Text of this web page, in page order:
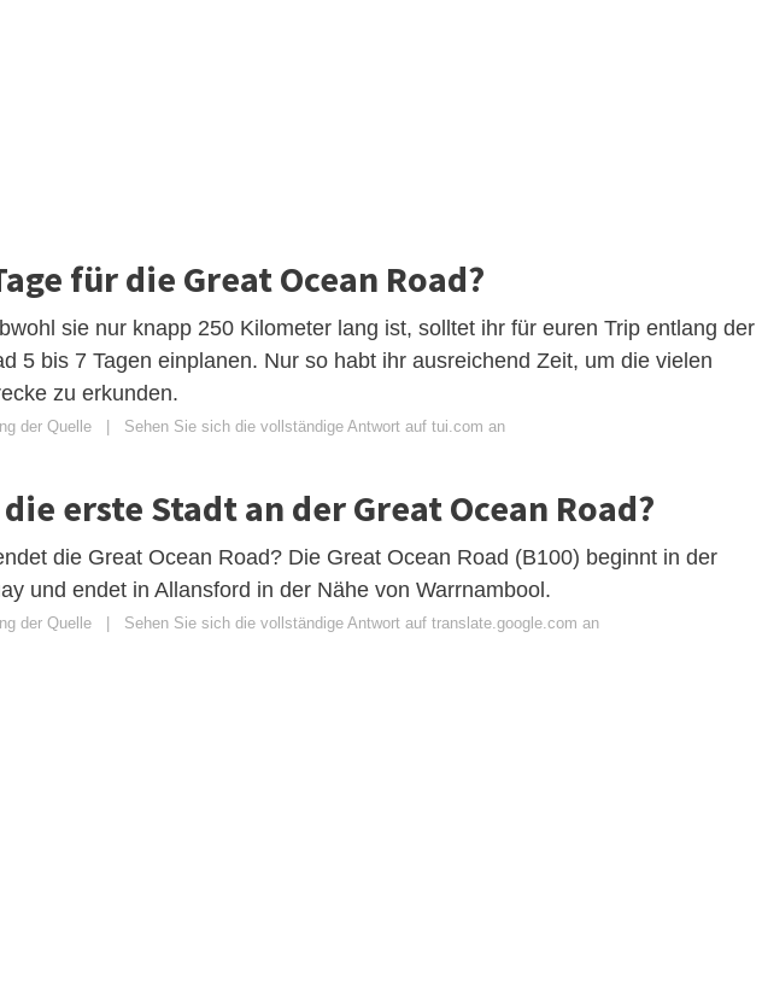
für die Great Ocean Road?
sie nur knapp 250 Kilometer lang ist, solltet ihr für euren Trip entlang der
5 bis 7 Tagen einplanen. Nur so habt ihr ausreichend Zeit, um die vielen
zu erkunden.
der Quelle Sehen Sie sich die vollständige Antwort auf tui.com an
erste Stadt an der Great Ocean Road?
die Great Ocean Road? Die Great Ocean Road (B100) beginnt in der
und endet in Allansford in der Nähe von Warrnambool.
der Quelle Sehen Sie sich die vollständige Antwort auf translate.google.com an